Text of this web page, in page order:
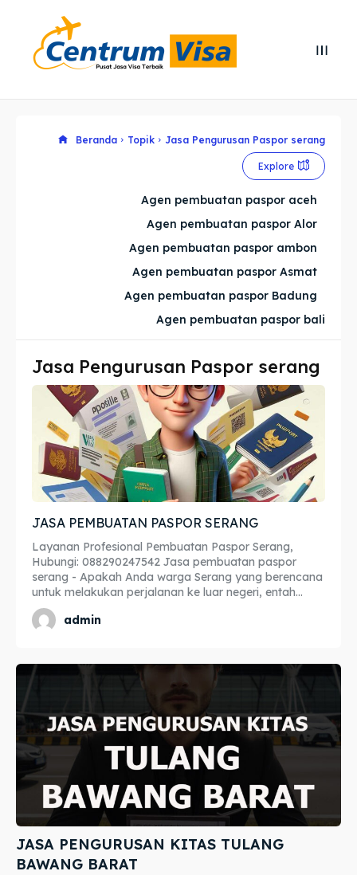
Explore our destinations
Imta
Legalisir
Apostille
Penerjemah
Asuransi
Blog
Explore our destinations
Imta
Legalisir
Apostille
Penerjemah
Asuransi
Blog
Beranda Topik Jasa Pengurusan Paspor serang
Explore
Agen pembuatan paspor aceh
Agen pembuatan paspor Alor
Agen pembuatan paspor ambon
Agen pembuatan paspor Asmat
Agen pembuatan paspor Badung
Agen pembuatan paspor bali
Jasa Pengurusan Paspor serang
JASA PEMBUATAN PASPOR SERANG
Layanan Profesional Pembuatan Paspor Serang,
Hubungi: 088290247542 Jasa pembuatan paspor
serang - Apakah Anda warga Serang yang berencana
untuk melakukan perjalanan ke luar negeri, entah...
admin
JASA PENGURUSAN KITAS TULANG
BAWANG BARAT